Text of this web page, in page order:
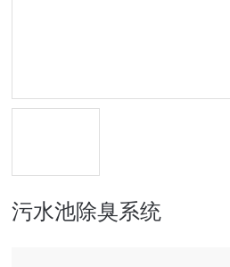
污水池除臭系统